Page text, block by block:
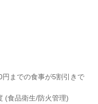
までの食事が5割引きで
(食品衛生/防火管理)